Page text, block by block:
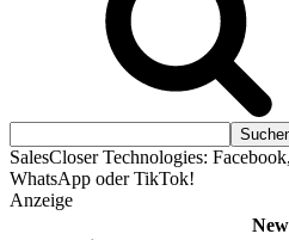
SalesCloser Technologies:
WhatsApp oder TikTok!
Anzeige